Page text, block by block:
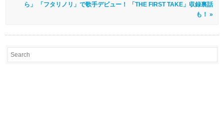
ら」 「フタリノリ」で歌手デビュー！ 「THE FIRST TAKE」収録裏話
も！ »